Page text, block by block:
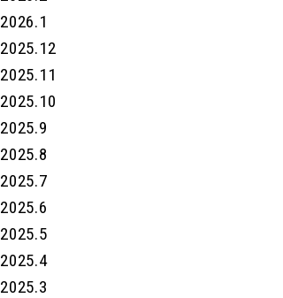
2026.1
2025.12
2025.11
2025.10
2025.9
2025.8
2025.7
2025.6
2025.5
2025.4
2025.3